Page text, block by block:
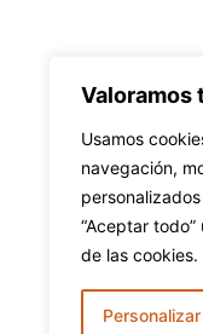
Valoramos
Usamos
navegación,
“Aceptar
de las cookies.
Personalizar